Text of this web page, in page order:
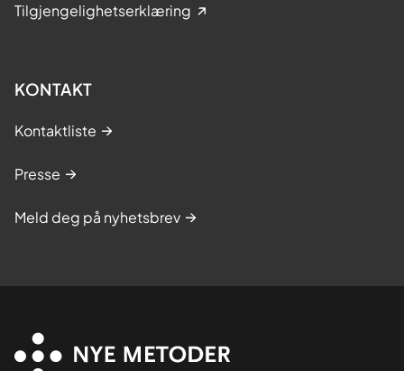
Tilgjengelighetserklæring
KONTAKT
Kontaktliste
Presse
Meld deg på nyhetsbrev